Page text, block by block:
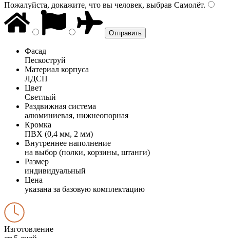
Пожалуйста, докажите, что вы человек, выбрав Самолёт.
Фасад
Пескоструй
Материал корпуса
ЛДСП
Цвет
Светлый
Раздвижная система
алюминиевая, нижнеопорная
Кромка
ПВХ (0,4 мм, 2 мм)
Внутреннее наполнение
на выбор (полки, корзины, штанги)
Размер
индивидуальный
Цена
указана за базовую комплектацию
Изготовление